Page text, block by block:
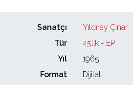
Sanatçı
Yıldıray Çınar
Tür
45lik - EP
Yıl
1965
Format
Dijital